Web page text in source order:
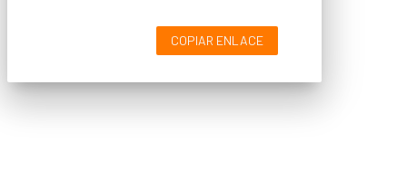
COPIAR ENLACE